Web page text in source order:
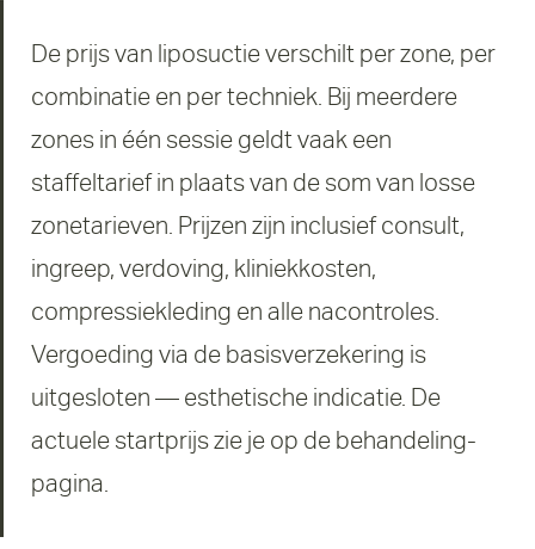
De prijs van liposuctie verschilt per zone, per
combinatie en per techniek. Bij meerdere
zones in één sessie geldt vaak een
staffeltarief in plaats van de som van losse
zonetarieven. Prijzen zijn inclusief consult,
ingreep, verdoving, kliniekkosten,
compressiekleding en alle nacontroles.
Vergoeding via de basisverzekering is
uitgesloten — esthetische indicatie. De
actuele startprijs zie je op de behandeling-
pagina.